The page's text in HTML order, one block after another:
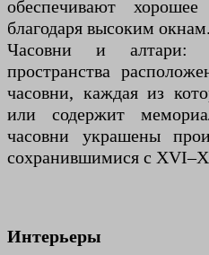
обеспечивают
благодаря высоким окнам.
Часовни и алтари:
пространства
часовни, каждая из
или содержит
часовни украшены
сохранившимися с
Интерьеры